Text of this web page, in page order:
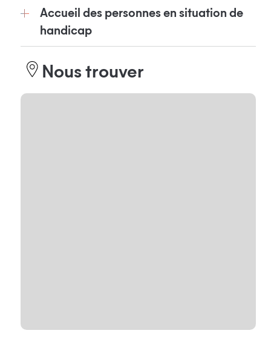
Accueil des personnes en situation de
handicap
Nous trouver